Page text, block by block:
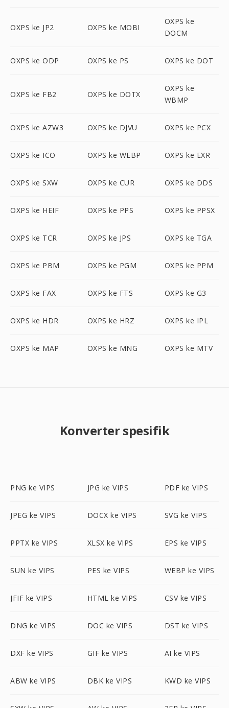
OXPS ke JP2 OXPS ke MOBI
OXPS ke
DOCM
OXPS ke ODP OXPS ke PS OXPS ke DOT
OXPS ke FB2 OXPS ke DOTX
OXPS ke
WBMP
OXPS ke AZW3 OXPS ke DJVU OXPS ke PCX
OXPS ke ICO OXPS ke WEBP OXPS ke EXR
OXPS ke SXW OXPS ke CUR OXPS ke DDS
OXPS ke HEIF OXPS ke PPS OXPS ke PPSX
OXPS ke TCR OXPS ke JPS OXPS ke TGA
OXPS ke PBM OXPS ke PGM OXPS ke PPM
OXPS ke FAX OXPS ke FTS OXPS ke G3
OXPS ke HDR OXPS ke HRZ OXPS ke IPL
OXPS ke MAP OXPS ke MNG OXPS ke MTV
Konverter spesifik
PNG ke VIPS JPG ke VIPS PDF ke VIPS
JPEG ke VIPS DOCX ke VIPS SVG ke VIPS
PPTX ke VIPS XLSX ke VIPS EPS ke VIPS
SUN ke VIPS PES ke VIPS WEBP ke VIPS
JFIF ke VIPS HTML ke VIPS CSV ke VIPS
DNG ke VIPS DOC ke VIPS DST ke VIPS
DXF ke VIPS GIF ke VIPS AI ke VIPS
ABW ke VIPS DBK ke VIPS KWD ke VIPS